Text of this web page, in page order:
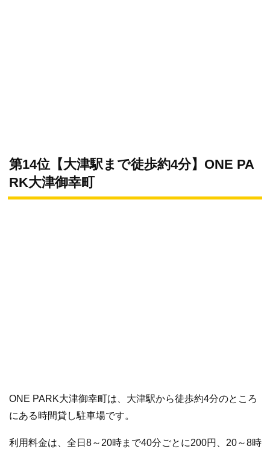
第14位【大津駅まで徒歩約4分】ONE PA
RK大津御幸町
ONE PARK大津御幸町は、大津駅から徒歩約4分のところ
にある時間貸し駐車場です。
利用料金は、全日8～20時まで40分ごとに200円、20～8時